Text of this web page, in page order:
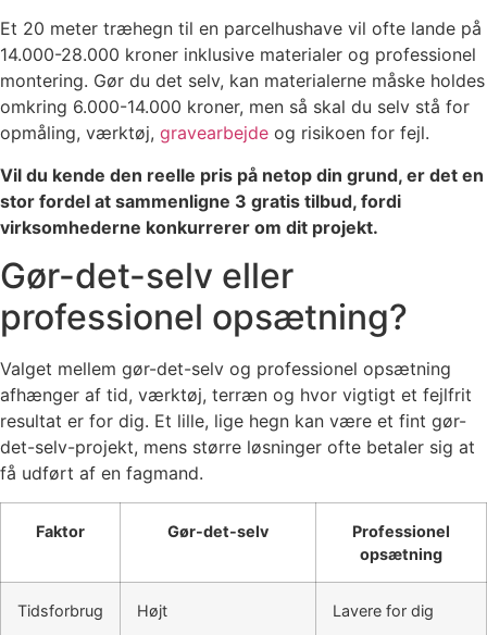
Et 20 meter træhegn til en parcelhushave vil ofte lande på
14.000-28.000 kroner inklusive materialer og professionel
montering. Gør du det selv, kan materialerne måske holdes
omkring 6.000-14.000 kroner, men så skal du selv stå for
opmåling, værktøj, gravearbejde og risikoen for fejl.
Vil du kende den reelle pris på netop din grund, er det en
stor fordel at sammenligne 3 gratis tilbud, fordi
virksomhederne konkurrerer om dit projekt.
Gør-det-selv eller
professionel opsætning?
Valget mellem gør-det-selv og professionel opsætning
afhænger af tid, værktøj, terræn og hvor vigtigt et fejlfrit
resultat er for dig. Et lille, lige hegn kan være et fint gør-
det-selv-projekt, mens større løsninger ofte betaler sig at
få udført af en fagmand.
Faktor Gør-det-selv
Professionel
opsætning
Tidsforbrug Højt Lavere for dig